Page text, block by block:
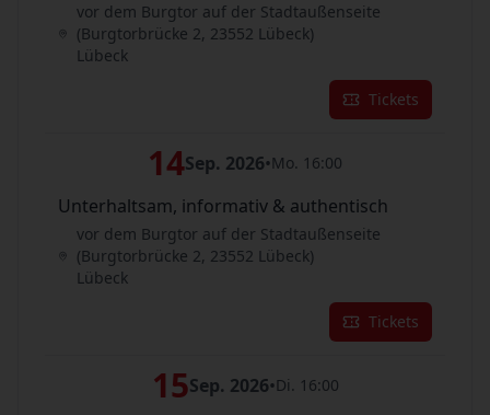
vor dem Burgtor auf der Stadtaußenseite
(Burgtorbrücke 2, 23552 Lübeck)
Lübeck
Tickets
14Sep. 2026•Mo. 16:00
Unterhaltsam, informativ & authentisch
vor dem Burgtor auf der Stadtaußenseite
(Burgtorbrücke 2, 23552 Lübeck)
Lübeck
Tickets
15Sep. 2026•Di. 16:00